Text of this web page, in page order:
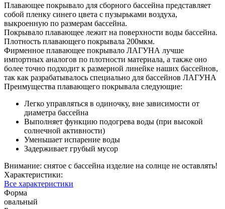
Плавающее покрывало для сборного бассейна представляет
собой пленку синего цвета с пузырьками воздуха,
выкроенную по размерам бассейна.
Покрывало плавающее лежит на поверхности воды бассейна.
Плотность плавающего покрывала 200мкм.
Фирменное плавающее покрывало ЛАГУНА лучше
импортных аналогов по плотности материала, а также оно
более точно подходит к размерной линейке наших бассейнов,
так как разрабатывалось специально для бассейнов ЛАГУНА
Преимущества плавающего покрывала следующие:
Легко управляться в одиночку, вне зависимости от
диаметра бассейна
Выполняет функцию подогрева воды (при высокой
солнечной активности)
Уменьшает испарение воды
Задерживает грубый мусор
Внимание: снятое с бассейна изделие на солнце не оставлять!
Характеристики:
Все характеристики
Форма
овальный